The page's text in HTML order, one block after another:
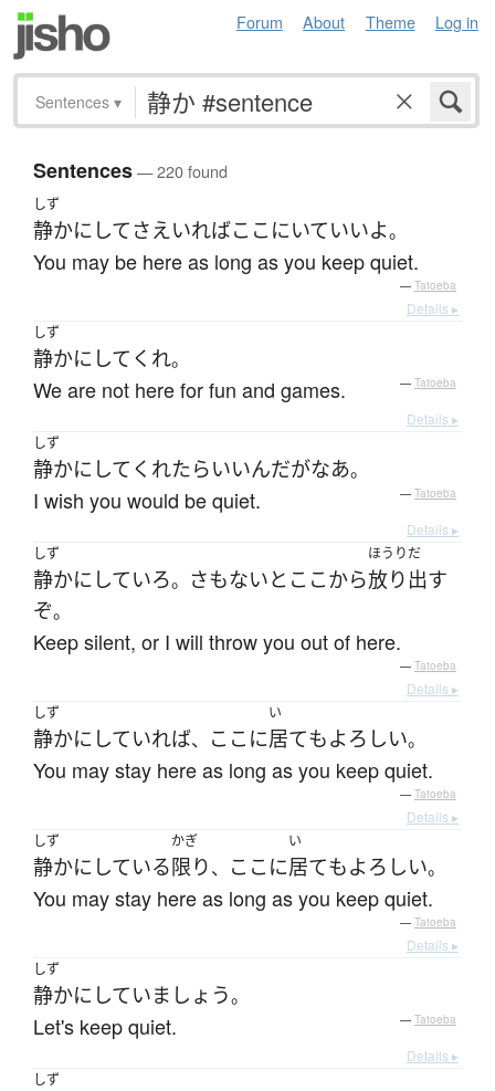
Forum About Theme Log in
Sentences ▾
Sentences— 220 found
しず
静かに してさえいればここ にいていいよ。
You may be here as long as you keep quiet.
— Tatoeba
Details ▸
しず
静かに して くれ。
We are not here for fun and games. — Tatoeba
Details ▸
しず
静かに して くれたらいいんだがなあ。
I wish you would be quiet. — Tatoeba
Details ▸
しず
静かに していろ。 さもないと ここから
ほうりだ
放り出す
ぞ。
Keep silent, or I will throw you out of here.
— Tatoeba
Details ▸
しず
静かに していれば、 ここ に
い
居てもよろしい。
You may stay here as long as you keep quiet.
— Tatoeba
Details ▸
しず
静かに している
かぎ
限り、 ここ に
い
居てもよろしい。
You may stay here as long as you keep quiet.
— Tatoeba
Details ▸
しず
静かに していましょう。
Let's keep quiet. — Tatoeba
Details ▸
しず